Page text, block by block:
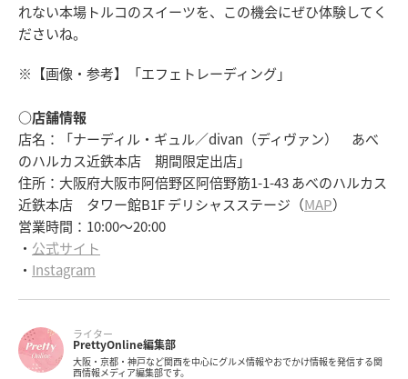
れない本場トルコのスイーツを、この機会にぜひ体験してく
ださいね。
※【画像・参考】「エフェトレーディング」
○店舗情報
店名：「ナーディル・ギュル／divan（ディヴァン） あべ
のハルカス近鉄本店 期間限定出店」
住所：大阪府大阪市阿倍野区阿倍野筋1-1-43 あべのハルカス
近鉄本店 タワー館B1F デリシャスステージ（MAP）
営業時間：10:00～20:00
・ 公式サイト
・ Instagram
ライター
PrettyOnline編集部
大阪・京都・神戸など関西を中心にグルメ情報やおでかけ情報を発信する関
西情報メディア編集部です。